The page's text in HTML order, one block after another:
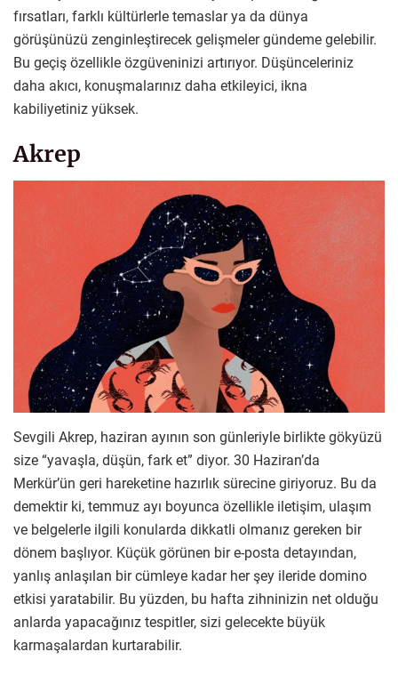
fırsatları, farklı kültürlerle temaslar ya da dünya
görüşünüzü zenginleştirecek gelişmeler gündeme gelebilir.
Bu geçiş özellikle özgüveninizi artırıyor. Düşünceleriniz
daha akıcı, konuşmalarınız daha etkileyici, ikna
kabiliyetiniz yüksek.
Akrep
Sevgili Akrep, haziran ayının son günleriyle birlikte gökyüzü
size “yavaşla, düşün, fark et” diyor. 30 Haziran’da
Merkür’ün geri hareketine hazırlık sürecine giriyoruz. Bu da
demektir ki, temmuz ayı boyunca özellikle iletişim, ulaşım
ve belgelerle ilgili konularda dikkatli olmanız gereken bir
dönem başlıyor. Küçük görünen bir e-posta detayından,
yanlış anlaşılan bir cümleye kadar her şey ileride domino
etkisi yaratabilir. Bu yüzden, bu hafta zihninizin net olduğu
anlarda yapacağınız tespitler, sizi gelecekte büyük
karmaşalardan kurtarabilir.